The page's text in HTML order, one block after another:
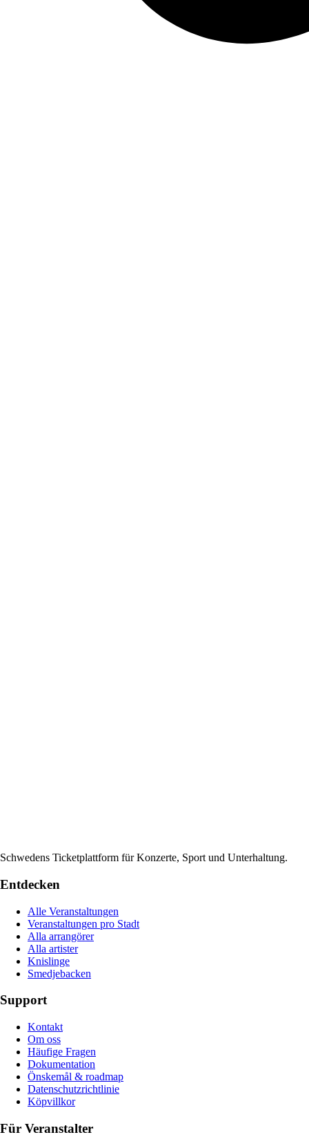
Schwedens Ticketplattform für Konzerte, Sport und Unterhaltung.
Entdecken
Alle Veranstaltungen
Veranstaltungen pro Stadt
Alla arrangörer
Alla artister
Knislinge
Smedjebacken
Support
Kontakt
Om oss
Häufige Fragen
Dokumentation
Önskemål & roadmap
Datenschutzrichtlinie
Köpvillkor
Für Veranstalter